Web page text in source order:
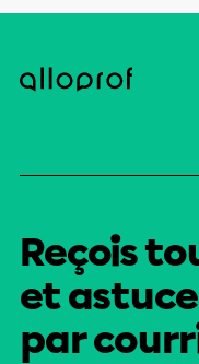
Reçois
et
par